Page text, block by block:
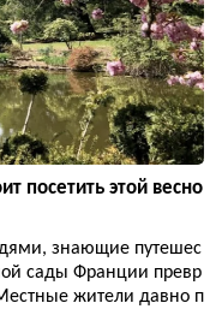
посетить этой весно
знающие путешес
сады Франции превр
жители давно п